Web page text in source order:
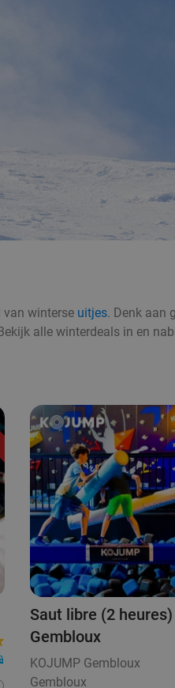
van winterse uitjes. Denk aan
alle winterdeals in en
Saut libre (2
Gembloux
KOJUMP Gembloux
Gembloux